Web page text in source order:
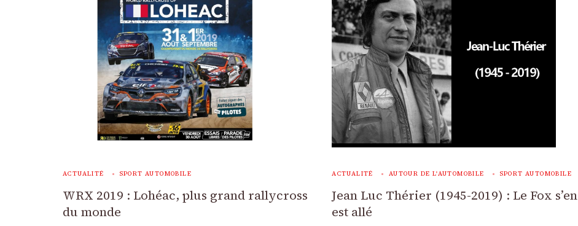
ACTUALITÉ SPORT AUTOMOBILE
WRX 2019 : Lohéac, plus grand rallycross
du monde
ACTUALITÉ AUTOUR DE L'AUTOMOBILE SPORT AUTOMOBILE
Jean Luc Thérier (1945-2019) : Le Fox s’en
est allé